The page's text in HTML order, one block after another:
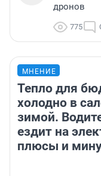
дронов
775
МНЕНИЕ
Тепло для
холодно в
зимой.
ездит на
плюсы и